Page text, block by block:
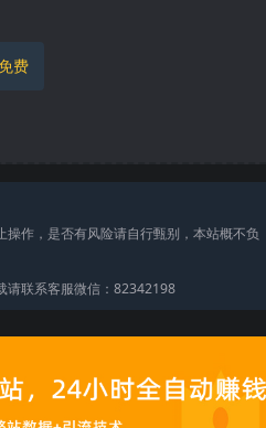
费
作，是否有风险请自行甄别，本站概不负
请联系客服微信：82342198